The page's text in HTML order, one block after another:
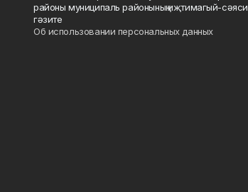
районы муниципаль районының иҗтимагый-сәяси
гәзите
Об использовании персональных данных